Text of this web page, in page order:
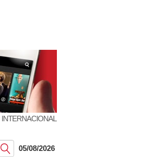
INTERNACIONAL
Submit05/08/2026